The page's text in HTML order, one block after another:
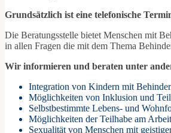
Grundsätzlich ist eine telefonische
Die Beratungsstelle bietet Menschen mit
in allen Fragen die mit dem Thema
Wir informieren und beraten unter
Integration von Kindern mit
Möglichkeiten von Inklusion und
Selbstbestimmte Lebens- und
Möglichkeiten der Teilhabe am
Sexualität von Menschen mit